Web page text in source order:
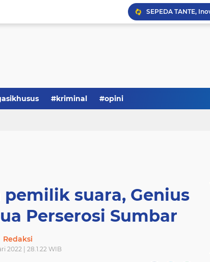
#kriminal #opini
suara, Genius
Perserosi Sumbar
Redaksi
2022 | 28.1.22 WIB